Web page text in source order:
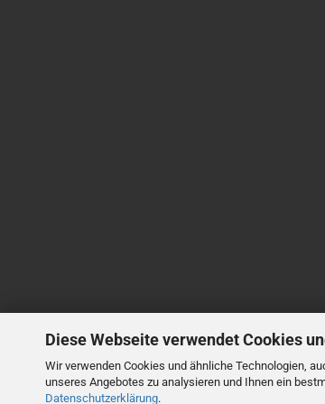
Diese Webseite verwendet Cookies
Wir verwenden Cookies und ähnliche Technologien,
unseres Angebotes zu analysieren und Ihnen ein
Datenschutzerklärung.